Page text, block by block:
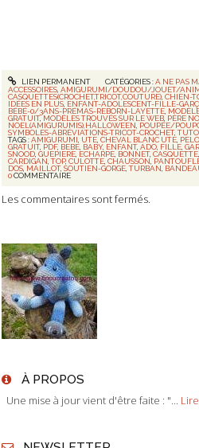
LIEN PERMANENT CATÉGORIES :A NE PAS
ACCESSOIRES,AMIGURUMI/DOUDOU/JOUET/
CASQUETTES(CROCHET,TRICOT,COUTURE),CHIEN-
IDÉES EN PLUS, ENFANT-ADOLESCENT-FILLE-
BÉBÉ-0/3ANS-PRÉMAS-REBORN-LAYETTE,
GRATUIT, MODÈLES TROUVÉS SUR LE WEB, PÈRE
NOEL(AMIGURUMIS),HALLOWEEN, POUPÉE/
SYMBOLES-ABRÉVIATIONS-TRICOT-CROCHET,
TAGS :AMIGURUMI, UTE,CHEVAL BLANC UTE,
GRATUIT, PDF, BEBE, BABY, ENFANT,ADO, FILLE,
SNOOD,GUEPIERE, ECHARPE, BONNET,CASQUETTE,
CARDIGAN,TOP,CULOTTE,CHAUSSON,
DOS, MAILLOT,SOUTIEN-GORGE,TURBAN,
0COMMENTAIRE
Les commentaires sont fermés.
À PROPOS
Une mise à jour vient d'être faite : "...